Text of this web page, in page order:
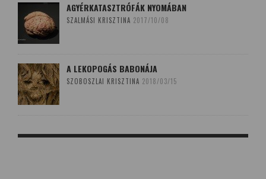
AGYÉRKATASZTRÓFÁK NYOMÁBAN
SZALMÁSI KRISZTINA 2017/10/08
A LEKOPOGÁS BABONÁJA
SZOBOSZLAI KRISZTINA 2018/03/15